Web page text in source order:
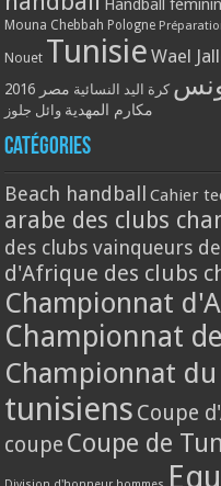
Handball féminin
Mouna Chebbah Pologne
Nouet Tunisie Wael
كرة اليد النسائية مصر 2016
مكارم المهدية وائل جلوز
Catégories
Beach handball Cahier
arabe des clubs
des clubs vainqueurs
d'Afrique des clubs
Championnat
Championnat
Championnat
tunisiens Coupe
coupe Coupe de